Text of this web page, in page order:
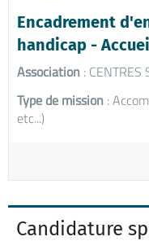
Encadrement
handicap -
Association : CENTRES
Type de mission :
etc...)
Candidature